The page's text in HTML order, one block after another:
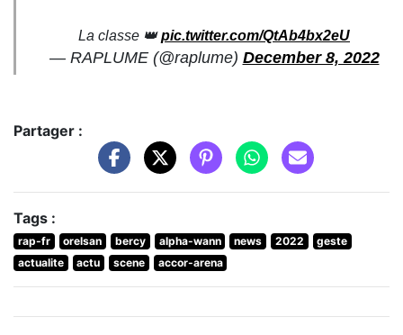
La classe 👑pic.twitter.com/QtAb4bx2eU
— RAPLUME (@raplume) December 8, 2022
Partager :
Tags :
rap-fr orelsan bercy alpha-wann news 2022
geste
actualite
actu scene accor-arena